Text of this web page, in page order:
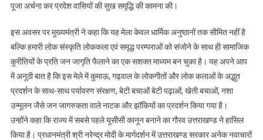
अग्नेरी
के
ऐतिहासिक
मंदिर
आयोजित
पूजा अर्चना कर प्रदेश वासियों की सुख समृद्धि की कामना की।
इस अवसर पर मुख्यमंत्री ने कहा कि यह मेला केवल धार्मिक अनुष्ठानों तक सीमित नहीं है
बल्कि हमारी लोक संस्कृति लोककला एवं समृद्ध परम्पराओं को संजोने के साथ ही सामाजिक
कुरीतियों के प्रति जन जागृति फैलाने का एक सशक्त माध्यम बन चुका है। यह अपने आप
में अनूठी बात है कि इस मेले में कुमाऊ, गढ़वाल के लोकगीतों और लोक कलाओं के अद्भुत
प्रदर्शन के साथ-साथ पर्यावरण संरक्षण, बेटी बचाओं बेटी पढ़ाओं, खेती बचाओं, नशा
उन्मूलन जैसे जन जागरुकता वाले नाटक और झॉकियों का प्रदर्शन किया गया है।
उन्होंने कहा कि राज्य में सबसे पहले यूसीसी कानून बनाने का गौरव उत्तराखण्ड ने हासिल
किया है। प्रधानमंत्री श्री नरेन्द्र मोदी के मार्गदर्शन में उत्तराखण्ड सरकार अनेक नवाचारों